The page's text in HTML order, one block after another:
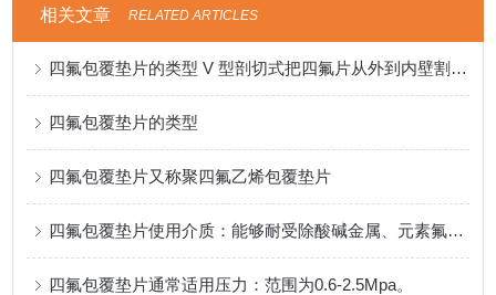
相关文章 RELATED ARTICLES
四氟包覆垫片的类型 V 型剖切式把四氟片从外到内壁割开适用低压，经济型
四氟包覆垫片的类型
四氟包覆垫片又称聚四氟乙烯包覆垫片
四氟包覆垫片使用介质：能够耐受除酸碱金属、元素氟等物质。
四氟包覆垫片通常适用压力：范围为0.6-2.5Mpa。